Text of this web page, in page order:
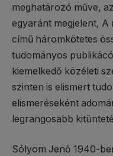
meghatározó műve,
egyaránt megjelent, A
című háromkötetes
tudományos
kiemelkedő közéleti
szinten is elismert
elismeréseként
legrangosabb
Sólyom Jenő 1940-